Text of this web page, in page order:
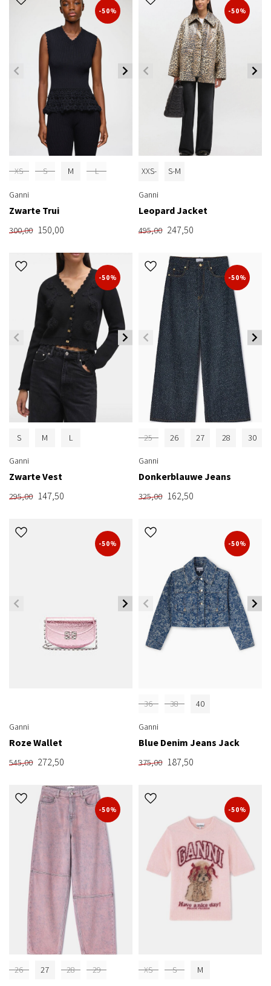
-50%
XS S M L
Ganni
Zwarte Trui
300,00 150,00
-50%
XXS-
S-M
Ganni
Leopard Jacket
495,00 247,50
-50%
S M L
Ganni
Zwarte Vest
295,00 147,50
-50%
25 26 27 28 30
Ganni
Donkerblauwe Jeans
325,00 162,50
-50%
Ganni
Roze Wallet
545,00 272,50
-50%
36 38 40
Ganni
Blue Denim Jeans Jack
375,00 187,50
-50%
26 27 28 29
-50%
XS S M